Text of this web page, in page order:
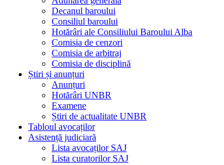
Decanul baroului
Consiliul baroului
Hotărâri ale Consiliului Baroului Alba
Comisia de cenzori
Comisia de arbitraj
Comisia de disciplină
Știri și anunțuri
Anunțuri
Hotărâri UNBR
Examene
Știri de actualitate UNBR
Tabloul avocaților
Asistență judiciară
Lista avocaților SAJ
Lista curatorilor SAJ